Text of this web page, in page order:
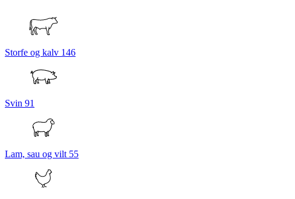
Storfe og kalv 146
Svin 91
Lam, sau og vilt 55